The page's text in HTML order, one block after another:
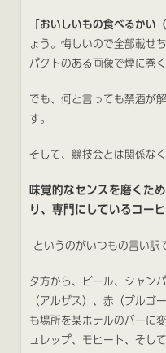
「おいしいもの食べるかい（
ょう。悔しいので全部載せ
パクトのある画像で煙に巻く
でも、何と言っても禁酒が
す。
そして、競技会とは関係なく
味覚的なセンスを磨くため
り、専門にしているコー
というのがいつもの言い訳
夕方から、ビール、シャン
（アルザス）、赤（ブルゴ
も場所を某ホテルのバーに
ュレップ、モヒート、そし